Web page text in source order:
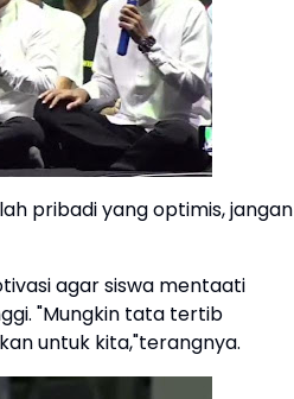
pribadi yang optimis, jangan
agar siswa mentaati
"Mungkin tata tertib
untuk kita,"terangnya.